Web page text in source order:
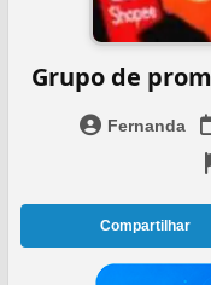
Grupo de
Fernanda
Compartilhar